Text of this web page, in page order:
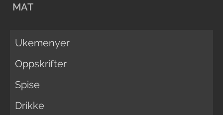
MAT
Ukemenyer
Oppskrifter
Spise
Drikke